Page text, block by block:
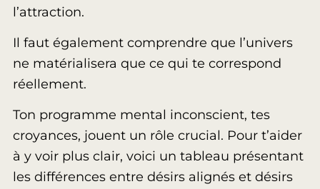
l’attraction.
Il faut également comprendre que l’univers
ne matérialisera que ce qui te correspond
réellement.
Ton programme mental inconscient, tes
croyances, jouent un rôle crucial. Pour t’aider
à y voir plus clair, voici un tableau présentant
les différences entre désirs alignés et désirs